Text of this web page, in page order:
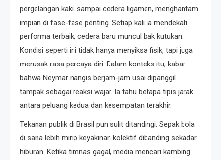
pergelangan kaki, sampai cedera ligamen, menghantam
impian di fase-fase penting. Setiap kali ia mendekati
performa terbaik, cedera baru muncul bak kutukan.
Kondisi seperti ini tidak hanya menyiksa fisik, tapi juga
merusak rasa percaya diri. Dalam konteks itu, kabar
bahwa Neymar nangis berjam-jam usai dipanggil
tampak sebagai reaksi wajar. Ia tahu betapa tipis jarak
antara peluang kedua dan kesempatan terakhir.
Tekanan publik di Brasil pun sulit ditandingi. Sepak bola
di sana lebih mirip keyakinan kolektif dibanding sekadar
hiburan. Ketika timnas gagal, media mencari kambing